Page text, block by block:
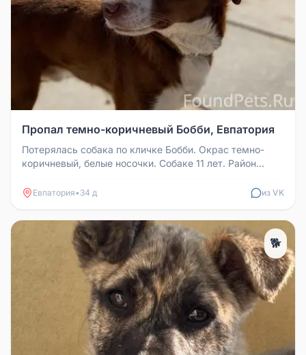
Пропал темно-коричневый Бобби, Евпатория
Потерялась собака по кличке Бобби. Окрас темно-
коричневый, белые носочки. Собаке 11 лет. Район
Евпатория• 34 д из VK
🐕